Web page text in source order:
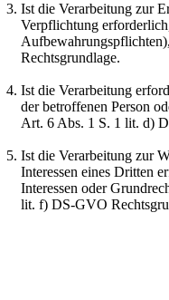
Ist die Verarbeitung zur
Verpflichtung
Rechtsgrundlage.
Ist die Verarbeitung
der betroffenen Person
Art. 6 Abs. 1 S. 1 lit. d)
Ist die Verarbeitung zur
Interessen eines Dritten
Interessen oder
lit. f) DS-GVO